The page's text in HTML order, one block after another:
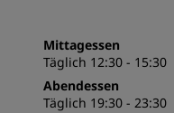
Mittagessen
Täglich 12:30 - 15:30
Abendessen
Täglich 19:30 - 23:30